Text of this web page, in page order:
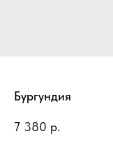
Бургундия
7 380 р.